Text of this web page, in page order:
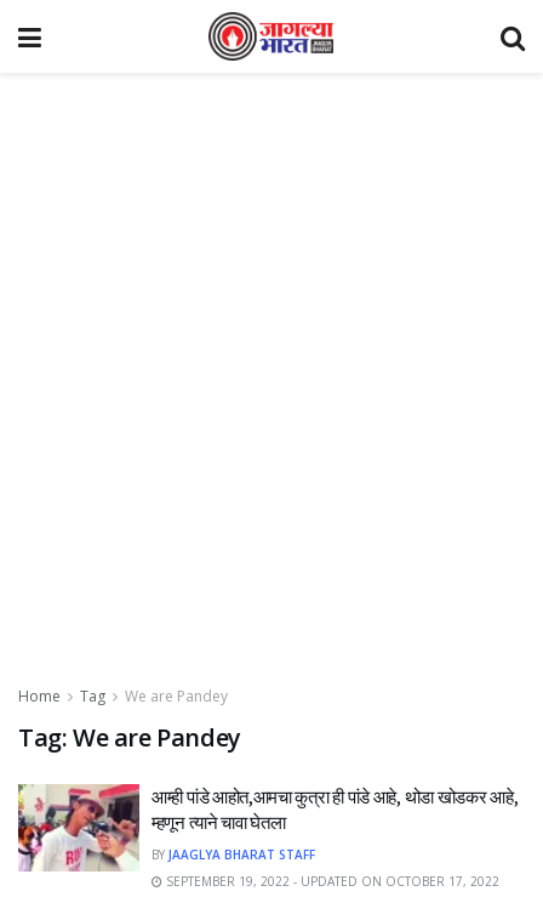
Home Tag We are Pandey
Tag:We are Pandey
आम्ही पांडे आहोत,आमचा कुत्रा ही पांडे आहे, थोडा खोडकर आहे,
म्हणून त्याने चावा घेतला
BY JAAGLYA BHARAT STAFF
SEPTEMBER 19, 2022 - UPDATED ON OCTOBER 17, 2022